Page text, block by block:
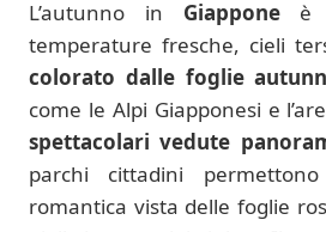
L’autunno in Giapponeè
temperature fresche, cieli
colorato dalle foglie
come le Alpi Giapponesi e
spettacolari vedute
parchi cittadini
romantica vista delle foglie